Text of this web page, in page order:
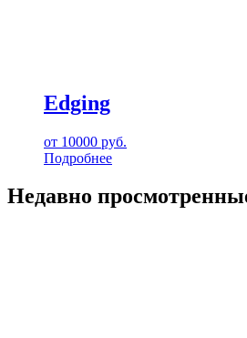
Edging
от 10000 руб.
Подробнее
Недавно